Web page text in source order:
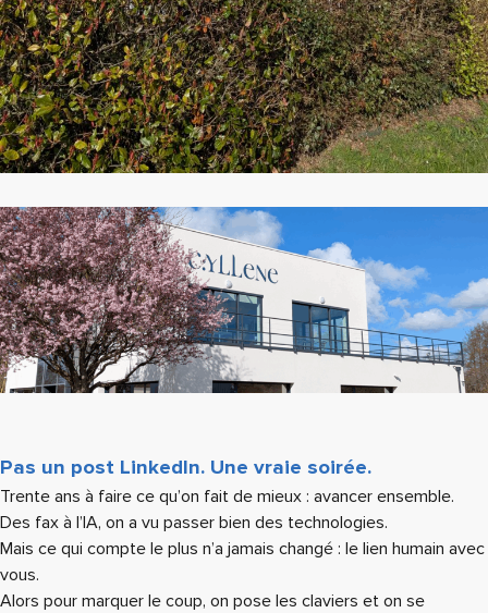
Pas un post LinkedIn. Une vraie soirée.
Trente ans à faire ce qu’on fait de mieux : avancer ensemble.
Des fax à l’IA, on a vu passer bien des technologies.
Mais ce qui compte le plus n’a jamais changé : le lien humain avec
vous.
Alors pour marquer le coup, on pose les claviers et on se